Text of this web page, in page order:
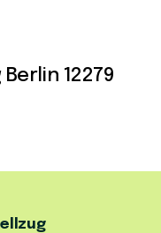
12279